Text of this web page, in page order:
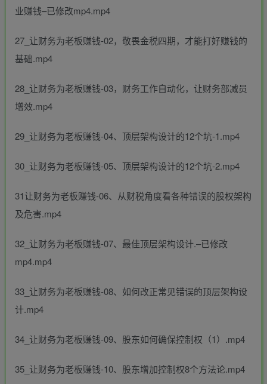
业赚钱–已修改mp4.mp4
27_让财务为老板赚钱-02，敬畏金税四期，才能打好赚钱的
基础.mp4
28_让财务为老板赚钱-03，财务工作自动化，让财务部减员
增效.mp4
29_让财务为老板赚钱-04、顶层架构设计的12个坑-1.mp4
30_让财务为老板赚钱-05、顶层架构设计的12个坑-2.mp4
31让财务为老板赚钱-06、从财税角度看各种错误的股权架构
及危害.mp4
32_让财务为老板赚钱-07、最佳顶层架构设计.–已修改
mp4.mp4
33_让财务为老板赚钱-08、如何改正常见错误的顶层架构设
计.mp4
34_让财务为老板赚钱-09、股东如何确保控制权（1）.mp4
35_让财务为老板赚钱-10、股东增加控制权8个方法论.mp4